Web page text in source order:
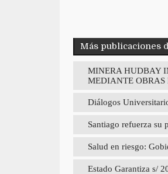
Más publicaciones
MINERA HUDBAY
MEDIANTE OBRAS
Diálogos
Santiago refuerza su
Salud en riesgo:
Estado Garantiza s/